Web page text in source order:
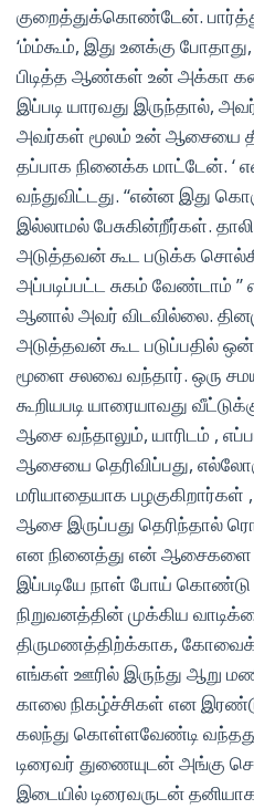
குறைத்துக்கொண்டேன்.
‘ம்ம்கூம், இது உனக்கு
பிடித்த ஆண்கள் உன் அக்கா
இப்படி யாரவது இருந்தால்,
அவர்கள் மூலம் உன் ஆசையை
தப்பாக நினைக்க மாட்டேன். ‘
வந்துவிட்டது. “என்ன இது
இல்லாமல் பேசுகின்றீர்கள்.
அடுத்தவன் கூட படுக்க
அப்படிப்பட்ட சுகம் வேண்டாம் ”
ஆனால் அவர் விடவில்லை.
அடுத்தவன் கூட படுப்பதில்
மூளை சலவை வந்தார். ஒரு
கூறியபடி யாரையாவது
ஆசை வந்தாலும், யாரிடம் ,
ஆசையை தெரிவிப்பது,
மரியாதையாக
ஆசை இருப்பது தெரிந்தால்
என நினைத்து என்
இப்படியே நாள் போய்
நிறுவனத்தின் முக்கிய
திருமணத்திற்க்காக,
எங்கள் ஊரில் இருந்து ஆறு
காலை நிகழ்ச்சிகள் என
கலந்து கொள்ளவேண்டி
டிரைவர் துணையுடன் அங்கு
இடையில் டிரைவருடன்